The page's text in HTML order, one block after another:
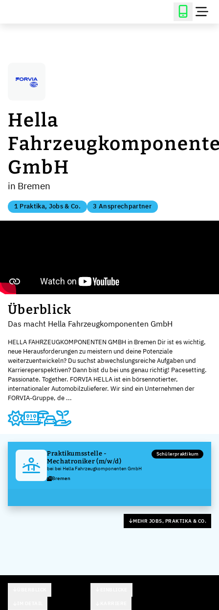
Hella
GmbH
in Bremen
1 Praktika, Jobs & Co. 3 Ansprechpartner
Überblick
Das macht Hella Fahrzeugkomponenten GmbH
HELLA FAHRZEUGKOMPONENTEN GMBH in Bremen Dir ist es wichtig,
neue Herausforderungen zu meistern und deine Potenziale
weiterzuentwickeln? Du suchst abwechslungsreiche Aufgaben und
Karriereperspektiven? Dann bist du bei uns genau richtig! Pacesetting.
Passionate. Together. FORVIA HELLA ist ein börsennotierter,
internationaler Automobilzulieferer. Wir sind ein Unternehmen der
FORVIA-Gruppe, de ...
Praktikumsstelle -
Mechatroniker (m/w/d)
bei bei Hella Fahrzeugkomponenten GmbH
Schülerpraktikum
Bremen
MEHR JOBS, PRAKTIKA & CO.